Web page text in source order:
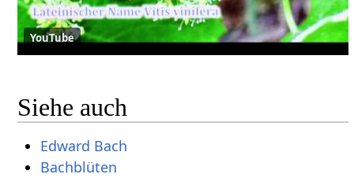
YouTube
Siehe auch
Edward Bach
Bachblüten